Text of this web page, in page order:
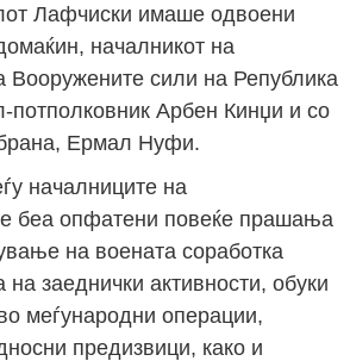
Лафчиски имаше одвоени
началникот на
Вооружените сили на Република
потполковник Арбен Кинџи и со
Ермал Нуфи.
началниците на
беа опфатени повеќе прашања
на воената соработка
на заеднички активности, обуки
меѓународни операции,
предизвици, како и